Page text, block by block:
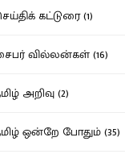
கட்டுரை (1)
வில்லன்கள் (16)
அறிவு (2)
ஒன்றே போதும் (35)